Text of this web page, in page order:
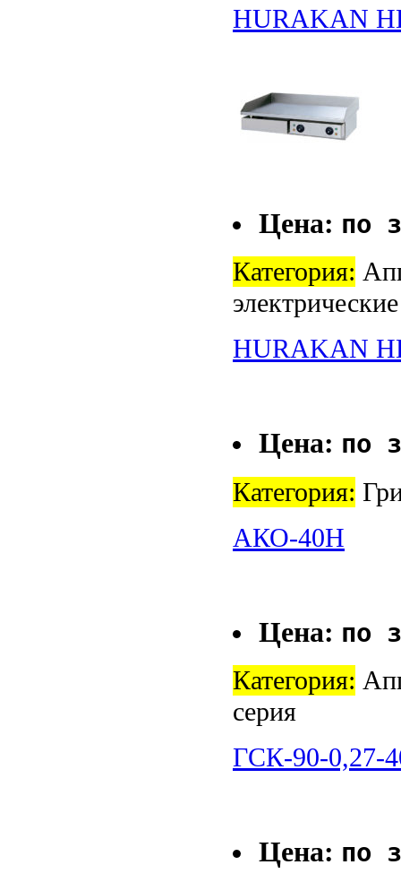
HURAKAN
Цена: по
Категория:
электрические
HURAKAN
Цена: по
Категория:
АКО-40Н
Цена: по
Категория:
cерия
ГСК-90-0,27-
Цена: по